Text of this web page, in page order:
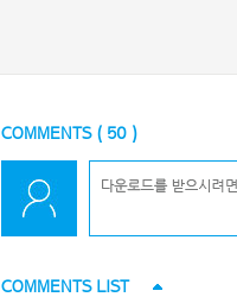
COMMENTS ( 50 )
COMMENTS LIST